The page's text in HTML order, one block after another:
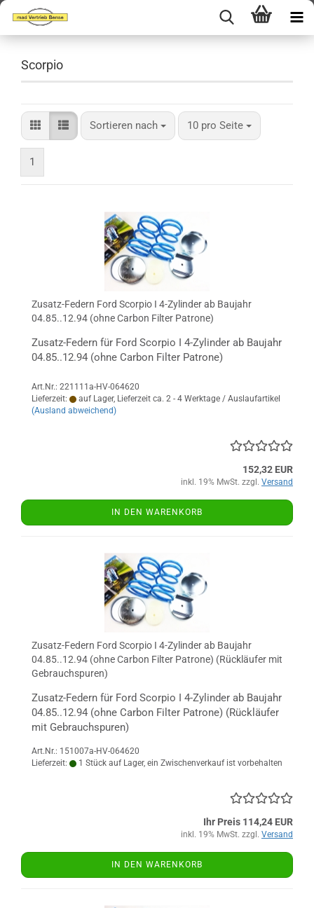
Scorpio
Sortieren nach
Sortieren nach 10 pro Seite
pro Seite
1
Zusatz-Federn Ford Scorpio I 4-Zylinder ab Baujahr
04.85..12.94 (ohne Carbon Filter Patrone)
Zusatz-Federn für Ford Scorpio I 4-Zylinder ab Baujahr
04.85..12.94 (ohne Carbon Filter Patrone)
Art.Nr.: 221111a-HV-064620
Lieferzeit:
auf Lager, Lieferzeit ca. 2 - 4 Werktage / Auslaufartikel
(Ausland abweichend)
152,32 EUR
inkl. 19% MwSt. zzgl. Versand
IN DEN WARENKORB
Zusatz-Federn Ford Scorpio I 4-Zylinder ab Baujahr
04.85..12.94 (ohne Carbon Filter Patrone) (Rückläufer mit
Gebrauchspuren)
Zusatz-Federn für Ford Scorpio I 4-Zylinder ab Baujahr
04.85..12.94 (ohne Carbon Filter Patrone) (Rückläufer
mit Gebrauchspuren)
Art.Nr.: 151007a-HV-064620
Lieferzeit:
1 Stück auf Lager, ein Zwischenverkauf ist vorbehalten
Ihr Preis 114,24 EUR
inkl. 19% MwSt. zzgl. Versand
IN DEN WARENKORB